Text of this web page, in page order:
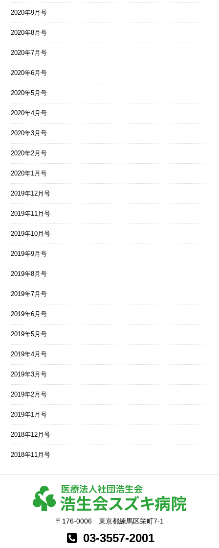
2020年9月号
2020年8月号
2020年7月号
2020年6月号
2020年5月号
2020年4月号
2020年3月号
2020年2月号
2020年1月号
2019年12月号
2019年11月号
2019年10月号
2019年9月号
2019年8月号
2019年7月号
2019年6月号
2019年5月号
2019年4月号
2019年3月号
2019年2月号
2019年1月号
2018年12月号
2018年11月号
〒176-0006 東京都練馬区栄町7-1
03-3557-2001